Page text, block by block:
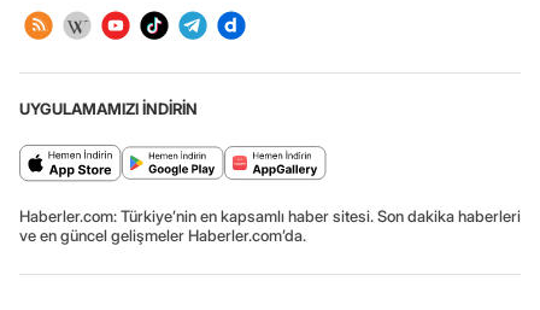
UYGULAMAMIZI İNDİRİN
Haberler.com: Türkiye’nin en kapsamlı haber sitesi. Son dakika haberleri
ve en güncel gelişmeler Haberler.com’da.